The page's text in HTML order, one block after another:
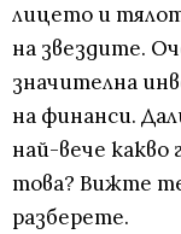
лицето и
на звездите.
значителна
на финанси.
най-вече какво
това? Вижте
разберете.